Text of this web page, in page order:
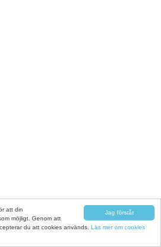
Jag förstår
att din
möjligt. Genom att
du att cookies används. Läs mer om cookies